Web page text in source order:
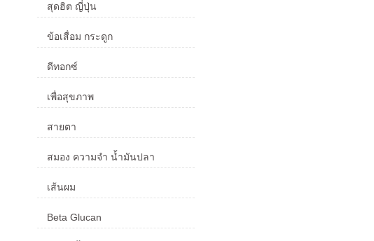
สุดฮิต ญี่ปุ่น
ข้อเสื่อม กระดูก
ดีทอกซ์
เพื่อสุขภาพ
สายตา
สมอง ความจำ น้ำมันปลา
เส้นผม
Beta Glucan